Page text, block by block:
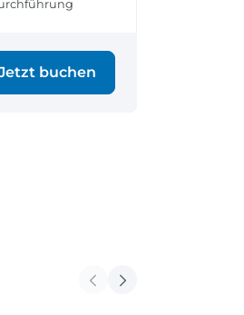
buchen